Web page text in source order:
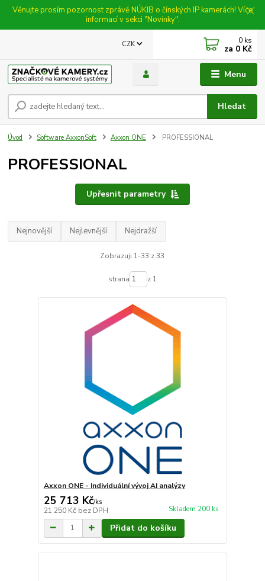
Věnujte prosím pozornost zprávě NÚKIB o čínských IP kamerách! Více
informací v sekci "Novinky".
Menu
CZK
Hledat
0 ks
za 0 Kč
Úvod Software AxxonSoft Axxon ONE PROFESSIONAL
PROFESSIONAL
Upřesnit parametry
Nejnovější Nejlevnější Nejdražší
Zobrazuji 1-33 z 33
strana z 1
Axxon ONE - Individuální vývoj AI analýzy
25 713 Kč/ks
21 250 Kč bez DPH Skladem 200 ks
Přidat do košíku